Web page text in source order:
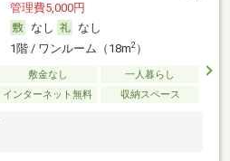
管理費5,000円
なし
なし
1階 / ワンルーム（18m2）
敷金なし
一人暮らし
インターネット無料 収納スペース